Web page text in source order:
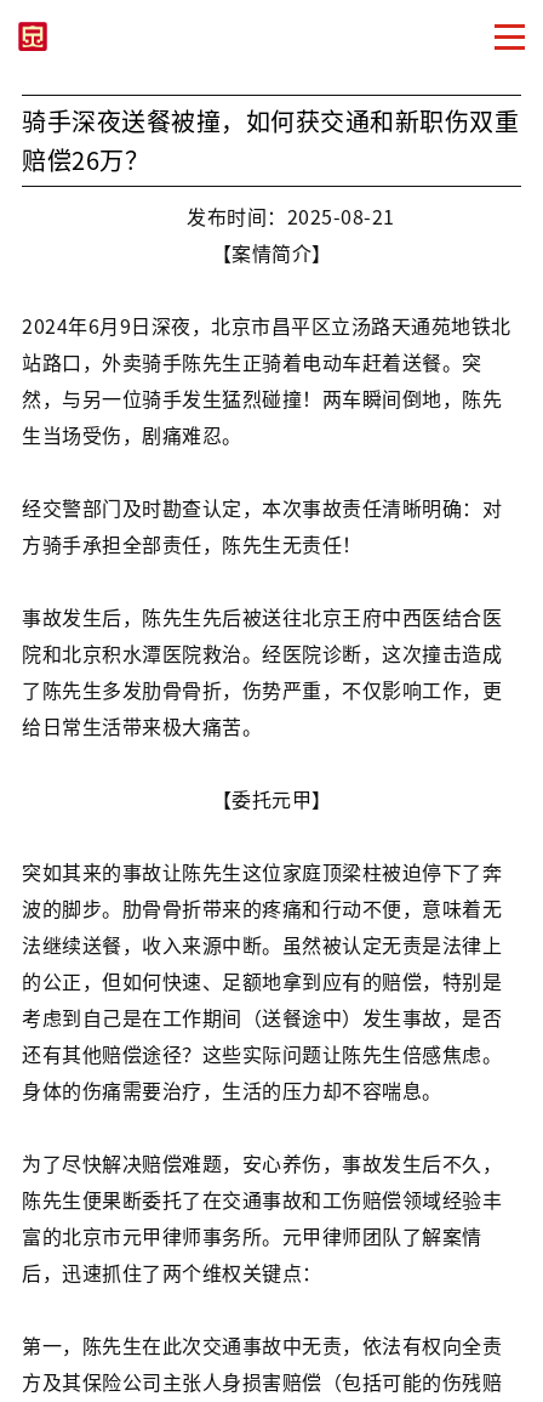
骑手深夜送餐被撞，如何获交通和新职伤双重
赔偿26万？
发布时间：2025-08-21
【案情简介】
2024年6月9日深夜，北京市昌平区立汤路天通苑地铁北
站路口，外卖骑手陈先生正骑着电动车赶着送餐。突
然，与另一位骑手发生猛烈碰撞！两车瞬间倒地，陈先
生当场受伤，剧痛难忍。
经交警部门及时勘查认定，本次事故责任清晰明确：对
方骑手承担全部责任，陈先生无责任！
事故发生后，陈先生先后被送往北京王府中西医结合医
院和北京积水潭医院救治。经医院诊断，这次撞击造成
了陈先生多发肋骨骨折，伤势严重，不仅影响工作，更
给日常生活带来极大痛苦。
【委托元甲】
突如其来的事故让陈先生这位家庭顶梁柱被迫停下了奔
波的脚步。肋骨骨折带来的疼痛和行动不便，意味着无
法继续送餐，收入来源中断。虽然被认定无责是法律上
的公正，但如何快速、足额地拿到应有的赔偿，特别是
考虑到自己是在工作期间（送餐途中）发生事故，是否
还有其他赔偿途径？这些实际问题让陈先生倍感焦虑。
身体的伤痛需要治疗，生活的压力却不容喘息。
为了尽快解决赔偿难题，安心养伤，事故发生后不久，
陈先生便果断委托了在交通事故和工伤赔偿领域经验丰
富的北京市元甲律师事务所。元甲律师团队了解案情
后，迅速抓住了两个维权关键点：
第一，陈先生在此次交通事故中无责，依法有权向全责
方及其保险公司主张人身损害赔偿（包括可能的伤残赔